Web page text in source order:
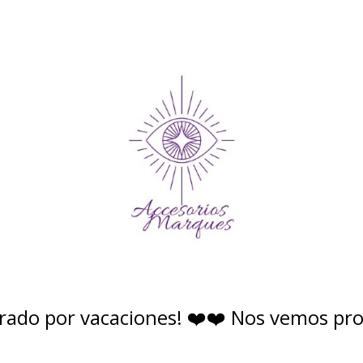
por vacaciones! ❤️❤️ Nos vemos